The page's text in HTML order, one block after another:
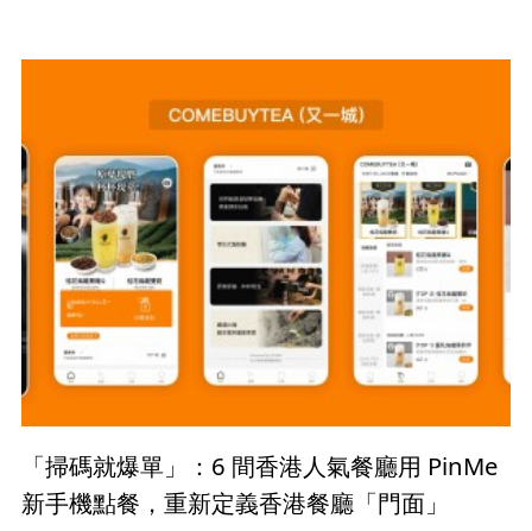
「掃碼就爆單」：6 間香港人氣餐廳用 PinMe
新手機點餐，重新定義香港餐廳「門面」